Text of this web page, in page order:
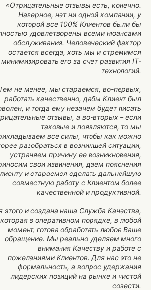
«Отрицательные отзывы есть, конечно.
Наверное, нет ни одной компании, у
которой все 100% Клиентов были бы
удовлетворены всеми нюансами
обслуживания. Человеческий фактор
остается всегда, хоть мы и стремимся
минимизировать его за счет развития IT-
технологий.
Тем не менее, мы стараемся, во-первых,
работать качественно, дабы Клиент был
и тогда ему незачем будет писать
отзывы, а во-вторых – если
таковые и появляются, то мы
все силы, чтобы как можно
разобраться в возникшей ситуации,
устраняем причину ее возникновения,
свои извинения, даем пояснения
и стараемся сделать дальнейшую
совместную работу с Клиентом более
качественной и продуктивной.
этого и создана наша Служба Качества,
которая в оперативном порядке, в любой
момент, готова обработать любое Ваше
обращение. Мы реально уделяем много
внимания Качеству и работе с
пожеланиями Клиентов. Для нас это не
формальность, а вопрос удержания
лидерских позиций на рынке и чистой
совести.